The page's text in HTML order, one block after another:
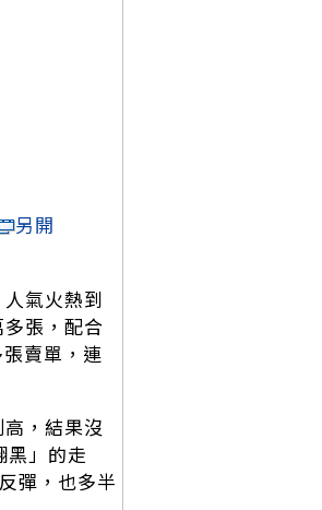
另開
氣火熱到
張，配合
賣單，連
，結果沒
黑」的走
彈，也多半